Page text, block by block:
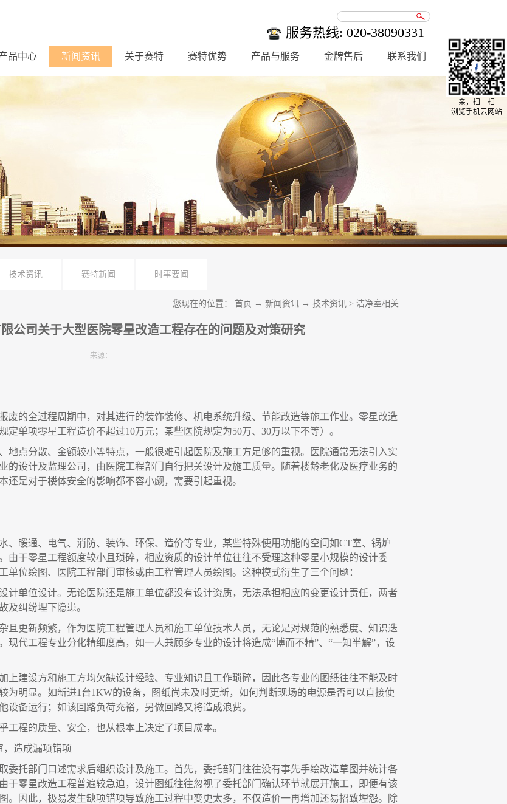
服务热线: 020-38090331
品中心 新闻资讯 关于赛特 赛特优势 产品与服务 金牌售后 联系我们
技术资讯 赛特新闻 时事要闻
您现在的位置： 首页 → 新闻资讯 → 技术资讯 > 洁净室相关
公司关于大型医院零星改造工程存在的问题及对策研究
来源：
废的全过程周期中，对其进行的装饰装修、机电系统升级、节能改造等施工作业。零星改造
定单项零星工程造价不超过10万元；某些医院规定为50万、30万以下不等）。
地点分散、金额较小等特点，一般很难引起医院及施工方足够的重视。医院通常无法引入实
的设计及监理公司，由医院工程部门自行把关设计及施工质量。随着楼龄老化及医疗业务的
是对于楼体安全的影响都不容小觑，需要引起重视。
、暖通、电气、消防、装饰、环保、造价等专业，某些特殊使用功能的空间如CT室、锅炉
由于零星工程额度较小且琐碎，相应资质的设计单位往往不受理这种零星小规模的设计委
位绘图、医院工程部门审核或由工程管理人员绘图。这种模式衍生了三个问题：
计单位设计。无论医院还是施工单位都没有设计资质，无法承担相应的变更设计责任，两者
及纠纷埋下隐患。
且更新频繁，作为医院工程管理人员和施工单位技术人员，无论是对规范的熟悉度、知识迭
现代工程专业分化精细度高，如一人兼顾多专业的设计将造成“博而不精”、“一知半解”，设
上建设方和施工方均欠缺设计经验、专业知识且工作琐碎，因此各专业的图纸往往不能及时
为明显。如新进1台1KW的设备，图纸尚未及时更新，如何判断现场的电源是否可以直接使
备运行；如该回路负荷充裕，另做回路又将造成浪费。
工程的质量、安全，也从根本上决定了项目成本。
，造成漏项错项
委托部门口述需求后组织设计及施工。首先，委托部门往往没有事先手绘改造草图并统计各
于零星改造工程普遍较急迫，设计图纸往往忽视了委托部门确认环节就展开施工，即便有该
。因此，极易发生缺项错项导致施工过程中变更太多，不仅造价一再增加还易招致埋怨。除
亲，扫一扫
浏览手机云网站